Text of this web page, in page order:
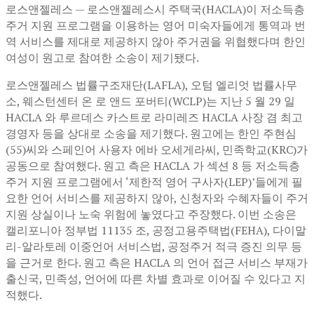
로스앤젤레스 — 로스앤젤레스시 주택국(HACLA)이 저소득층
주거 지원 프로그램을 이용하는 영어 미숙자들에게 통역과 번
역 서비스를 제대로 제공하지 않아 주거권을 위협했다며 한인
여성이 원고로 참여한 소송이 제기됐다.
로스앤젤레스 법률구조재단(LAFLA), 오텀 엘리엇 법률사무
소, 웨스턴센터 온 로 앤드 포버티(WCLP)는 지난 5 월 29 일
HACLA 와 루르데스 카스트로 라미레즈 HACLA 사장 겸 최고
경영자 등을 상대로 소송을 제기했다. 원고에는 한인 주현심
(55)씨와 스페인어 사용자 에바 오세게라씨, 민족학교(KRC)가
공동으로 참여했다. 원고 측은 HACLA 가 섹션 8 등 저소득층
주거 지원 프로그램에서 ‘제한적 영어 구사자(LEP)’들에게 필
요한 언어 서비스를 제공하지 않아, 신청자와 수혜자들이 주거
지원 상실이나 노숙 위험에 놓였다고 주장했다. 이번 소송은
캘리포니아 정부법 11135 조, 공정고용주택법(FEHA), 다이말
리-알라토레 이중언어 서비스법, 공정주거 적극 증진 의무 등
을 근거로 한다. 원고 측은 HACLA 의 언어 접근 서비스 부재가
출신국, 민족성, 언어에 따른 차별 효과로 이어질 수 있다고 지
적했다.